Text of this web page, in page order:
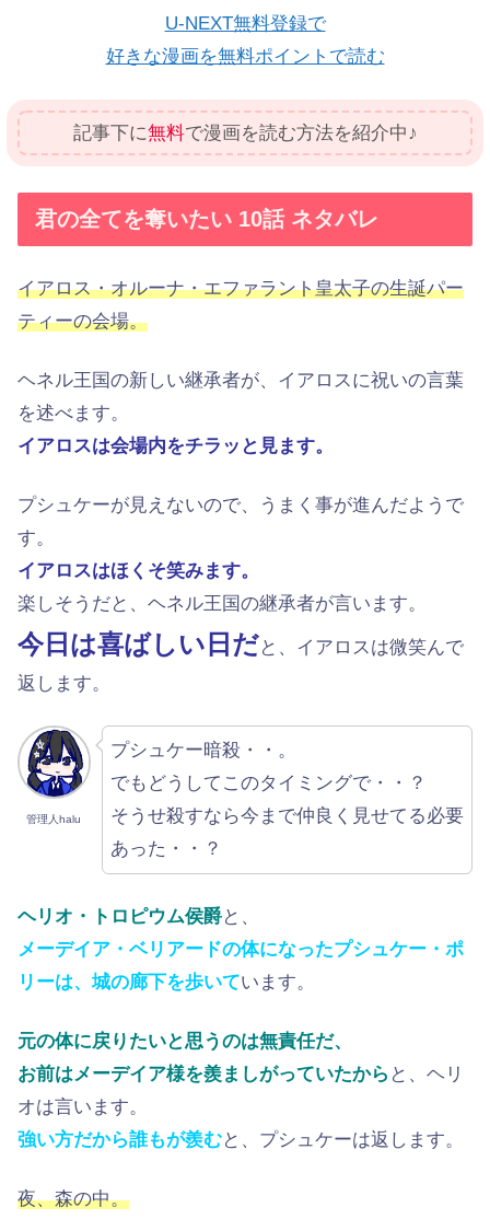
U-NEXT無料登録で
好きな漫画を無料ポイントで読む
記事下に無料で漫画を読む方法を紹介中♪
君の全てを奪いたい 10話 ネタバレ
イアロス・オルーナ・エファラント皇太子の生誕パー
ティーの会場。
ヘネル王国の新しい継承者が、イアロスに祝いの言葉
を述べます。
イアロスは会場内をチラッと見ます。
プシュケーが見えないので、うまく事が進んだようで
す。
イアロスはほくそ笑みます。
楽しそうだと、ヘネル王国の継承者が言います。
今日は喜ばしい日だと、イアロスは微笑んで
返します。
管理人halu
プシュケー暗殺・・。
でもどうしてこのタイミングで・・？
そうせ殺すなら今まで仲良く見せてる必要
あった・・？
ヘリオ・トロピウム侯爵と、
メーデイア・ベリアードの体になったプシュケー・ポ
リーは、城の廊下を歩いています。
元の体に戻りたいと思うのは無責任だ、
お前はメーデイア様を羨ましがっていたから と、ヘリ
オは言います。
強い方だから誰もが羨むと、プシュケーは返します。
夜、森の中。